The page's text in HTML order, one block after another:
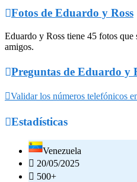
Fotos de Eduardo y Ross
Eduardo y Ross tiene 45 fotos que
amigos.
Preguntas de Eduardo y
Validar los números telefónicos
Estadísticas
Venezuela
 20/05/2025
 500+